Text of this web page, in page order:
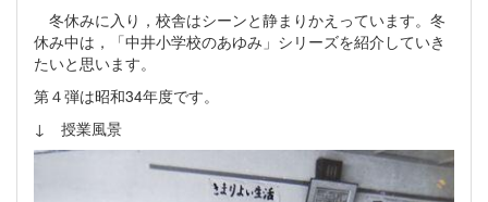
冬休みに入り，校舎はシーンと静まりかえっています。冬
休み中は，「中井小学校のあゆみ」シリーズを紹介していき
たいと思います。
第４弾は昭和34年度です。
↓ 授業風景